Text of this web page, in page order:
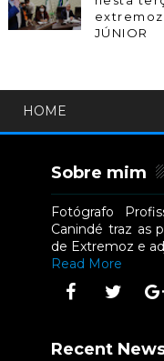
JÚNIOR
HOME
Sobre mim
Fotógrafo
Canindé traz as
de Extremoz e
Read More
Recent